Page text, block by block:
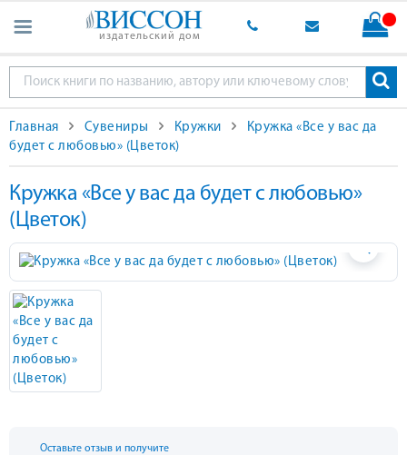
издательский дом
Главная Сувениры Кружки
Кружка «Все у вас да
будет с любовью» (Цветок)
Кружка «Все у вас да будет с любовью»
(Цветок)
Оставьте отзыв и получите